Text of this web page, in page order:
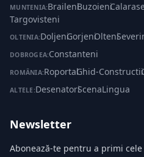
MUNTENIA:Braileni·Buzoieni·
Targovisteni
OLTENIA:Doljeni·Gorjeni·Olteni·
DOBROGEA:Constanteni
ROMÂNIA:Roportal·Ghid-Constructii·
ALTELE:Desenatori·ScenaLingua
Newsletter
Abonează-te pentru a primi